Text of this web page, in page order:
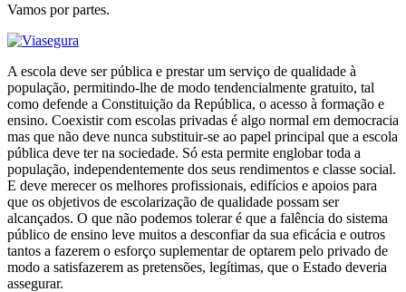
Vamos por partes.
A escola deve ser pública e prestar um serviço de qualidade à
população, permitindo-lhe de modo tendencialmente gratuito, tal
como defende a Constituição da República, o acesso à formação e
ensino. Coexistir com escolas privadas é algo normal em democracia
mas que não deve nunca substituir-se ao papel principal que a escola
pública deve ter na sociedade. Só esta permite englobar toda a
população, independentemente dos seus rendimentos e classe social.
E deve merecer os melhores profissionais, edifícios e apoios para
que os objetivos de escolarização de qualidade possam ser
alcançados. O que não podemos tolerar é que a falência do sistema
público de ensino leve muitos a desconfiar da sua eficácia e outros
tantos a fazerem o esforço suplementar de optarem pelo privado de
modo a satisfazerem as pretensões, legítimas, que o Estado deveria
assegurar.